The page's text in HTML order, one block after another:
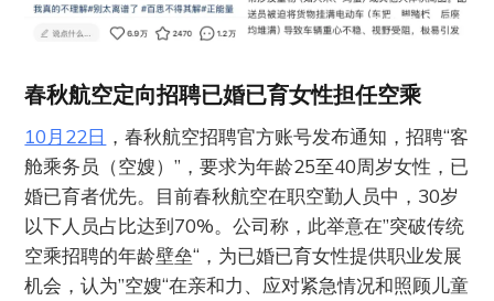
春秋航空定向招聘已婚已育女性担任空乘
10月22日 ，春秋航空招聘官方账号发布通知，招聘“客
舱乘务员（空嫂）”，要求为年龄25至40周岁女性，已
婚已育者优先。目前春秋航空在职空勤人员中，30岁
以下人员占比达到70%。公司称，此举意在”突破传统
空乘招聘的年龄壁垒“，为已婚已育女性提供职业发展
机会，认为”空嫂“在亲和力、应对紧急情况和照顾儿童